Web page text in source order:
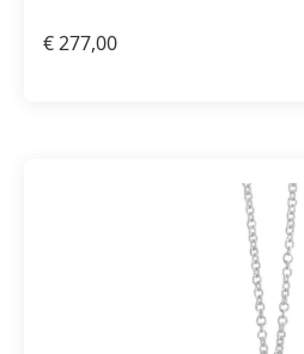
€277,00